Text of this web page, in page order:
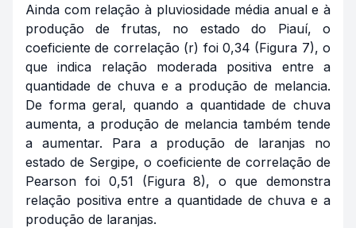
Ainda com relação à pluviosidade média anual e à
produção de frutas, no estado do Piauí, o
coeficiente de correlação (r) foi 0,34 (Figura 7), o
que indica relação moderada positiva entre a
quantidade de chuva e a produção de melancia.
De forma geral, quando a quantidade de chuva
aumenta, a produção de melancia também tende
a aumentar. Para a produção de laranjas no
estado de Sergipe, o coeficiente de correlação de
Pearson foi 0,51 (Figura 8), o que demonstra
relação positiva entre a quantidade de chuva e a
produção de laranjas.